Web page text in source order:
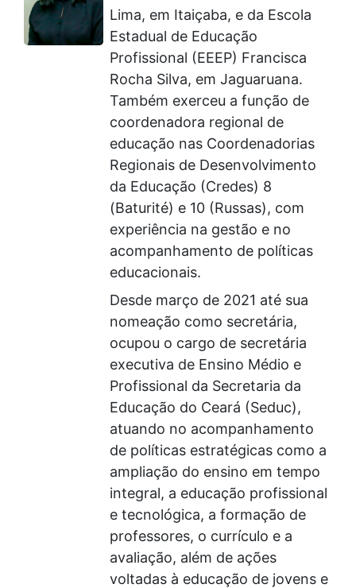
Lima, em Itaiçaba, e da Escola
Estadual de Educação
Profissional (EEEP) Francisca
Rocha Silva, em Jaguaruana.
Também exerceu a função de
coordenadora regional de
educação nas Coordenadorias
Regionais de Desenvolvimento
da Educação (Credes) 8
(Baturité) e 10 (Russas), com
experiência na gestão e no
acompanhamento de políticas
educacionais.
Desde março de 2021 até sua
nomeação como secretária,
ocupou o cargo de secretária
executiva de Ensino Médio e
Profissional da Secretaria da
Educação do Ceará (Seduc),
atuando no acompanhamento
de políticas estratégicas como a
ampliação do ensino em tempo
integral, a educação profissional
e tecnológica, a formação de
professores, o currículo e a
avaliação, além de ações
voltadas à educação de jovens e